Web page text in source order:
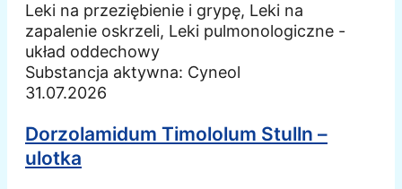
Leki na przeziębienie i grypę, Leki na
zapalenie oskrzeli, Leki pulmonologiczne -
układ oddechowy
Substancja aktywna: Cyneol
31.07.2026
Dorzolamidum Timololum Stulln –
ulotka